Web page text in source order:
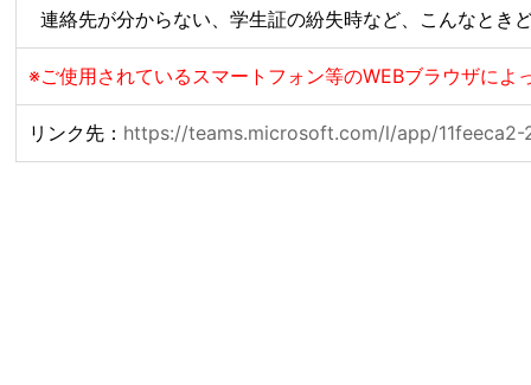
連絡先が分からない、学生証の紛失時など、こんなと
※ご使用されているスマートフォン等のWEBブラウザに
リンク先： https://teams.microsoft.com/l/app/